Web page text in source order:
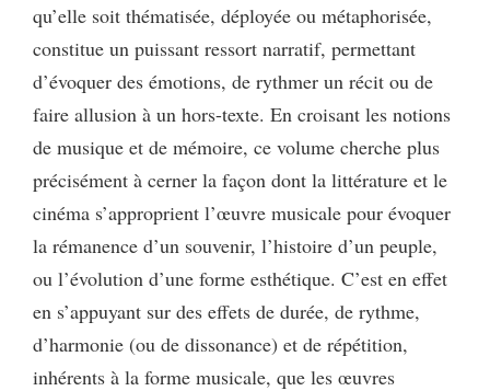
qu’elle soit thématisée, déployée ou métaphorisée,
constitue un puissant ressort narratif, permettant
d’évoquer des émotions, de rythmer un récit ou de
faire allusion à un hors-texte. En croisant les notions
de musique et de mémoire, ce volume cherche plus
précisément à cerner la façon dont la littérature et le
cinéma s’approprient l’œuvre musicale pour évoquer
la rémanence d’un souvenir, l’histoire d’un peuple,
ou l’évolution d’une forme esthétique. C’est en effet
en s’appuyant sur des effets de durée, de rythme,
d’harmonie (ou de dissonance) et de répétition,
inhérents à la forme musicale, que les œuvres